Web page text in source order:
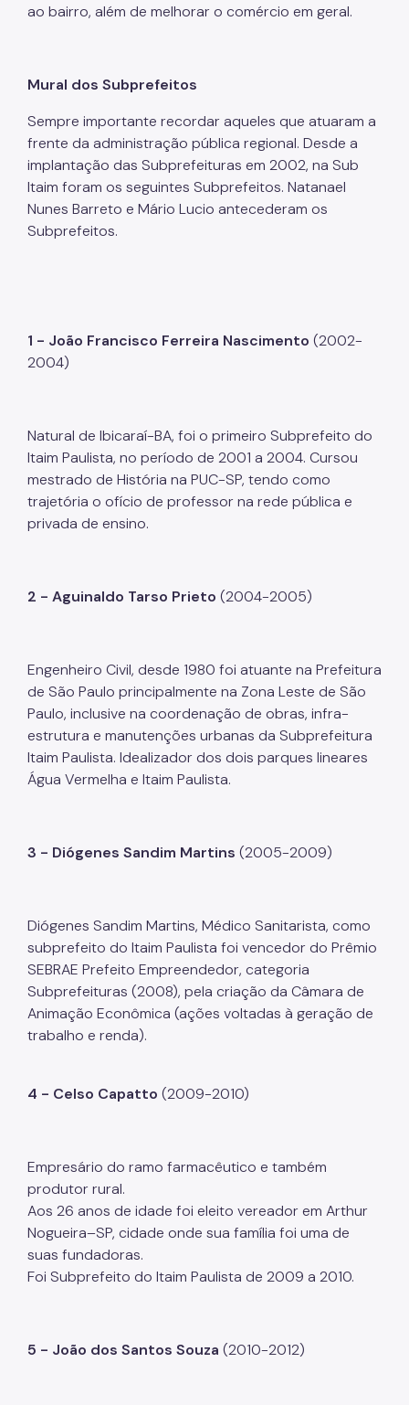
ao bairro, além de melhorar o comércio em geral.
Mural dos Subprefeitos
Sempre importante recordar aqueles que atuaram a
frente da administração pública regional. Desde a
implantação das Subprefeituras em 2002, na Sub
Itaim foram os seguintes Subprefeitos. Natanael
Nunes Barreto e Mário Lucio antecederam os
Subprefeitos.
1 - João Francisco Ferreira Nascimento (2002-
2004)
Natural de Ibicaraí-BA, foi o primeiro Subprefeito do
Itaim Paulista, no período de 2001 a 2004. Cursou
mestrado de História na PUC-SP, tendo como
trajetória o ofício de professor na rede pública e
privada de ensino.
2 - Aguinaldo Tarso Prieto (2004-2005)
Engenheiro Civil, desde 1980 foi atuante na Prefeitura
de São Paulo principalmente na Zona Leste de São
Paulo, inclusive na coordenação de obras, infra-
estrutura e manutenções urbanas da Subprefeitura
Itaim Paulista. Idealizador dos dois parques lineares
Água Vermelha e Itaim Paulista.
3 - Diógenes Sandim Martins (2005-2009)
Diógenes Sandim Martins, Médico Sanitarista, como
subprefeito do Itaim Paulista foi vencedor do Prêmio
SEBRAE Prefeito Empreendedor, categoria
Subprefeituras (2008), pela criação da Câmara de
Animação Econômica (ações voltadas à geração de
trabalho e renda).
4 - Celso Capatto (2009-2010)
Empresário do ramo farmacêutico e também
produtor rural.
Aos 26 anos de idade foi eleito vereador em Arthur
Nogueira–SP, cidade onde sua família foi uma de
suas fundadoras.
Foi Subprefeito do Itaim Paulista de 2009 a 2010.
5 - João dos Santos Souza (2010-2012)